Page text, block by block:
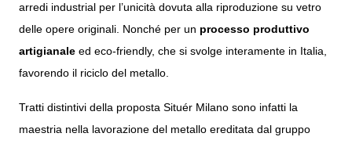
arredi industrial per l’unicità dovuta alla riproduzione su vetro
delle opere originali. Nonché per un processo produttivo
artigianale ed eco-friendly, che si svolge interamente in Italia,
favorendo il riciclo del metallo.
Tratti distintivi della proposta Situér Milano sono infatti la
maestria nella lavorazione del metallo ereditata dal gruppo